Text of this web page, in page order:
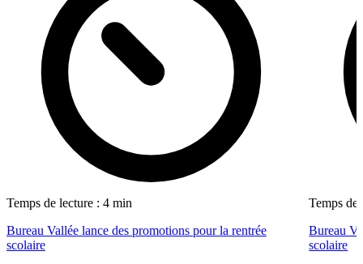
Temps de lecture : 4 min
Bureau Vallée lance des promotions pour la rentrée
scolaire
Temps de
Bureau
scolaire